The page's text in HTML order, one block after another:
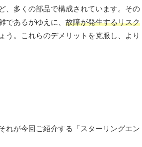
、多くの部品で構成されています。その
あるがゆえに、 故障が発生するリスク
う。これらのデメリットを克服し、より
れが今回ご紹介する「スターリングエン